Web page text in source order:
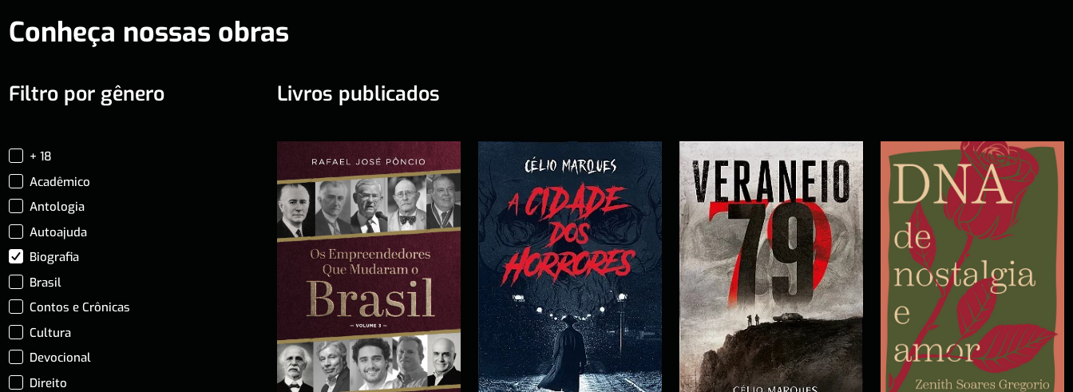
Conheça nossas obras
Filtro por gênero
+ 18
Acadêmico
Antologia
Autoajuda
Biografia
Brasil
Contos e Crônicas
Cultura
Devocional
Direito
Livros publicados